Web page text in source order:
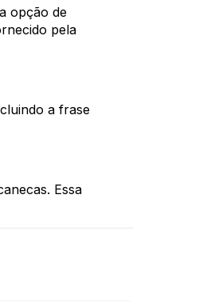
opção de
pela
a frase
Essa